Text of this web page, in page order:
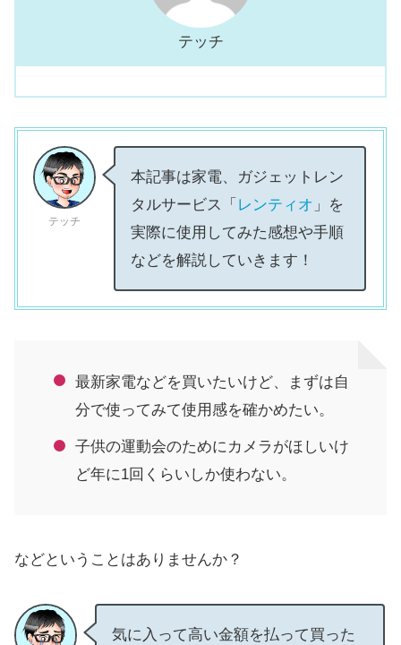
テッチ
テッチ
本記事は家電、ガジェットレン
タルサービス「 レンティオ 」を
実際に使用してみた感想や手順
などを解説していきます！
最新家電などを買いたいけど、まずは自
分で使ってみて使用感を確かめたい。
子供の運動会のためにカメラがほしいけ
ど年に1回くらいしか使わない。
などということはありませんか？
気に入って高い金額を払って買った